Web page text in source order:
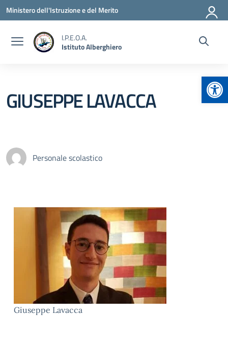
Vai ai contenuti
Vai al menu di navigazione
Vai al footer
Ministero dell'Istruzione e del Merito
I.P.E.O.A.
Istituto Alberghiero
GIUSEPPE LAVACCA
Personale scolastico
Giuseppe Lavacca